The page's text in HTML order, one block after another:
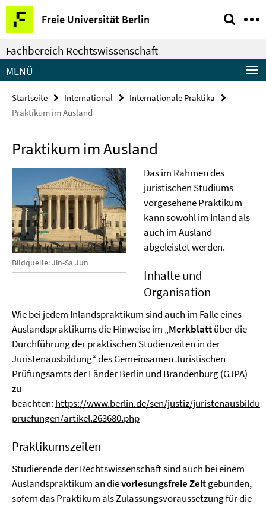
Springe
direkt
zu
Inhalt
Freie Universität Berlin
Service-
Navigation
Fachbereich Rechtswissenschaft
MENÜ
Startseite International
Internationale Praktika
Praktikum im Ausland
Praktikum im Ausland
Bildquelle: Jin-Sa Jun
Das im Rahmen des
juristischen Studiums
vorgesehene Praktikum
kann sowohl im Inland als
auch im Ausland
abgeleistet werden.
Inhalte und
Organisation
Wie bei jedem Inlandspraktikum sind auch im Falle eines
Auslandspraktikums die Hinweise im „Merkblattüber die
Durchführung der praktischen Studienzeiten in der
Juristenausbildung“ des Gemeinsamen Juristischen
Prüfungsamts der Länder Berlin und Brandenburg (GJPA)
zu
beachten: https://www.berlin.de/sen/justiz/
pruefungen/artikel.263680.php
Praktikumszeiten
Studierende der Rechtswissenschaft sind auch bei einem
Auslandspraktikum an dievorlesungsfreie Zeitgebunden,
sofern das Praktikum als Zulassungsvoraussetzung für die